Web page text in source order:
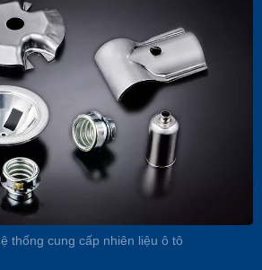
thống cung cấp nhiên liệu ô tô